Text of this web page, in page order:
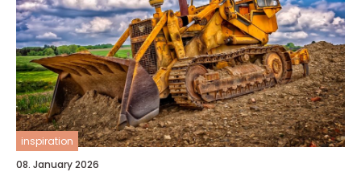
inspiration
08. January 2026